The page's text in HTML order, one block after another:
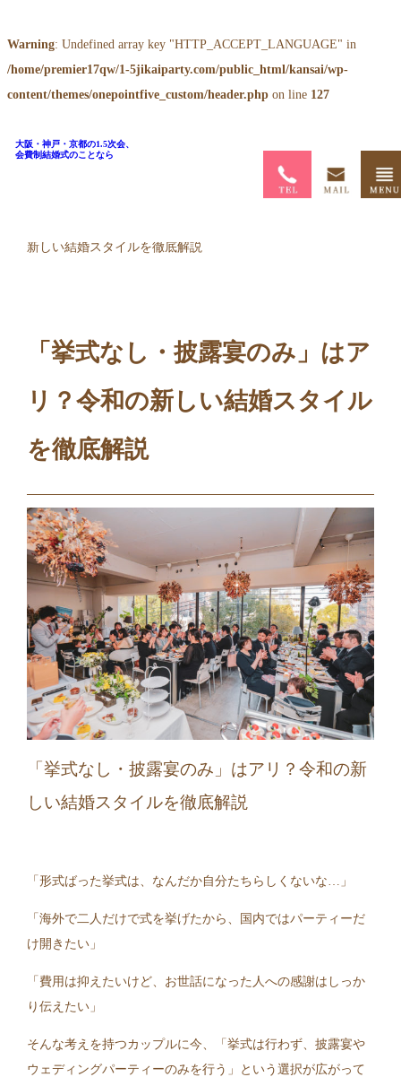
Warning: Undefined array key "HTTP_ACCEPT_LANGUAGE" in
/home/premier17qw/1-5jikaiparty.com/public_html/kansai/wp-
content/themes/onepointfive_custom/header.php on line 127
大阪・神戸・京都の1.5次会、
会費制結婚式のことなら
新しい結婚スタイルを徹底解説
「挙式なし・披露宴のみ」はア
リ？令和の新しい結婚スタイル
を徹底解説
「挙式なし・披露宴のみ」はアリ？令和の新
しい結婚スタイルを徹底解説
「形式ばった挙式は、なんだか自分たちらしくないな…」
「海外で二人だけで式を挙げたから、国内ではパーティーだ
け開きたい」
「費用は抑えたいけど、お世話になった人への感謝はしっか
り伝えたい」
そんな考えを持つカップルに今、「挙式は行わず、披露宴や
ウェディングパーティーのみを行う」という選択が広がって